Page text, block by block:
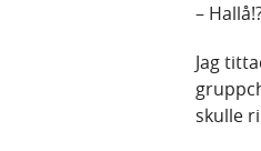
–
Jag
skulle